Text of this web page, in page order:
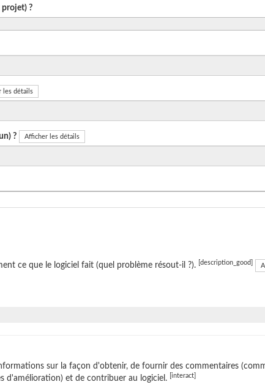
projet) ?
les détails
? Afficher les détails
ce que le logiciel fait (quel problème résout-il ?). [description_good]
sur la façon d'obtenir, de fournir des commentaires
d'amélioration) et de contribuer au logiciel.
[interact]